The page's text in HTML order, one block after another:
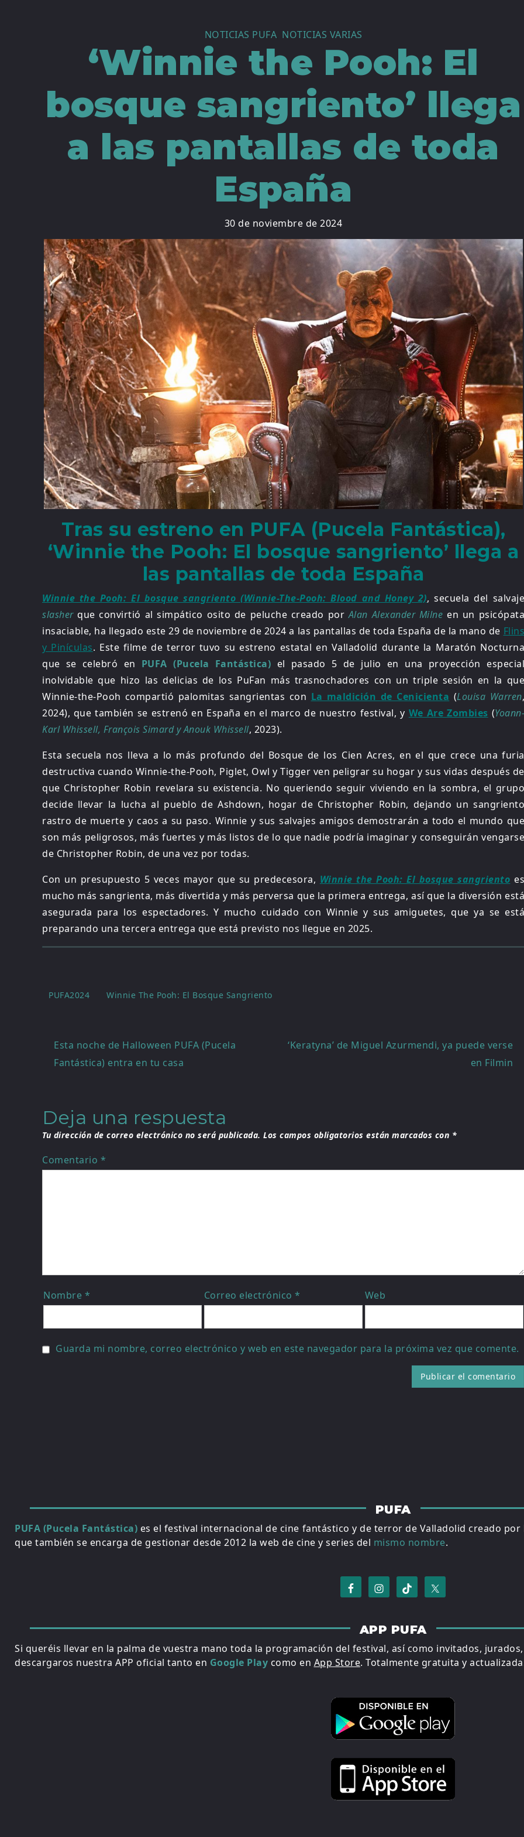
NOTICIAS PUFA NOTICIAS VARIAS
‘Winnie the Pooh: El
bosque sangriento’ llega
a las pantallas de toda
España
30 de noviembre de 2024
Tras su estreno en PUFA (Pucela Fantástica),
‘Winnie the Pooh: El bosque sangriento’ llega a
las pantallas de toda España
Winnie the Pooh: El bosque sangriento (Winnie-The-Pooh: Blood and Honey 2), secuela del salvaje
slasherque convirtió al simpático osito de peluche creado porAlan Alexander Milne en un psicópata
insaciable, ha llegado este 29 de noviembre de 2024 a las pantallas de toda España de la mano de Flins
y Pinículas. Este filme de terror tuvo su estreno estatal en Valladolid durante la Maratón Nocturna
que se celebró en PUFA (Pucela Fantástica) el pasado 5 de julio en una proyección especial
inolvidable que hizo las delicias de los PuFan más trasnochadores con un triple sesión en la que
Winnie-the-Pooh compartió palomitas sangrientas con La maldición de Cenicienta (Louisa Warren,
2024), que también se estrenó en España en el marco de nuestro festival, y We Are Zombies (Yoann-
Karl Whissell, François Simard y Anouk Whissell, 2023).
Esta secuela nos lleva a lo más profundo del Bosque de los Cien Acres, en el que crece una furia
destructiva cuando Winnie-the-Pooh, Piglet, Owl y Tigger ven peligrar su hogar y sus vidas después de
que Christopher Robin revelara su existencia. No queriendo seguir viviendo en la sombra, el grupo
decide llevar la lucha al pueblo de Ashdown, hogar de Christopher Robin, dejando un sangriento
rastro de muerte y caos a su paso. Winnie y sus salvajes amigos demostrarán a todo el mundo que
son más peligrosos, más fuertes y más listos de lo que nadie podría imaginar y conseguirán vengarse
de Christopher Robin, de una vez por todas.
Con un presupuesto 5 veces mayor que su predecesora, Winnie the Pooh: El bosque sangriento es
mucho más sangrienta, más divertida y más perversa que la primera entrega, así que la diversión está
asegurada para los espectadores. Y mucho cuidado con Winnie y sus amiguetes, que ya se está
preparando una tercera entrega que está previsto nos llegue en 2025.
PUFA2024 Winnie The Pooh: El Bosque Sangriento
Navegación
de
Esta noche de Halloween PUFA (Pucela
Fantástica) entra en tu casa
‘Keratyna’ de Miguel Azurmendi, ya puede verse
en Filmin
Deja una respuesta
Tu dirección de correo electrónico no será publicada. Los campos obligatorios están marcados con *
Comentario *
Nombre * Correo electrónico* Web
Guarda mi nombre, correo electrónico y web en este navegador para la próxima vez que comente.
PUFA
PUFA (Pucela Fantástica) es el festival internacional de cine fantástico y de terror de Valladolid creado por
que también se encarga de gestionar desde 2012 la web de cine y series del mismo nombre.
APP PUFA
Si queréis llevar en la palma de vuestra mano toda la programación del festival, así como invitados,
descargaros nuestra APP oficial tanto en Google Play como en App Store. Totalmente gratuita y